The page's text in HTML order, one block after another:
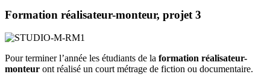
Formation réalisateur-monteur, projet 3
Pour terminer l’année les étudiants de la formation réalisateur-
monteur ont réalisé un court métrage de fiction ou documentaire.